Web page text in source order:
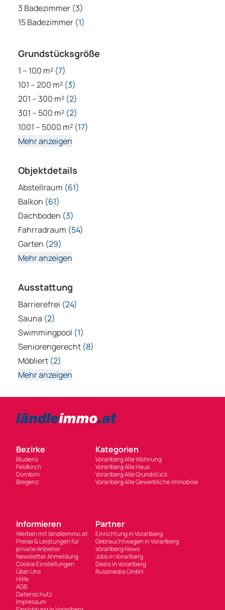
3 Badezimmer (3)
15 Badezimmer (1)
Grundstücksgröße
1 – 100 m² (7)
101 – 200 m² (3)
201 – 300 m² (2)
301 – 500 m² (2)
1001 – 5000 m² (17)
Mehr anzeigen
Objektdetails
Abstellraum (61)
Balkon (61)
Dachboden (3)
Fahrradraum (54)
Garten (29)
Mehr anzeigen
Ausstattung
Barrierefrei (24)
Sauna (2)
Swimmingpool (1)
Seniorengerecht (8)
Möbliert (2)
Mehr anzeigen
Bezirke
Bludenz
Feldkirch
Dornbirn
Bregenz
Kategorien
Vorarlberg Alle Wohnung
Vorarlberg Alle Haus
Vorarlberg Alle Grundstück
Vorarlberg Alle Gewerbliche Immobilie
Informieren
Werben mit ländleimmo.at
Preise & Leistungen für
private Anbieter
Newsletter Anmeldung
Cookie Einstellungen
Über Uns
Hilfe
AGB
Datenschutz
Impressum
Partner
Einrichtung in Vorarlberg
Gebrauchtwagen in Vorarlberg
Vorarlberg News
Jobs in Vorarlberg
Deals in Vorarlberg
Russmedia GmbH